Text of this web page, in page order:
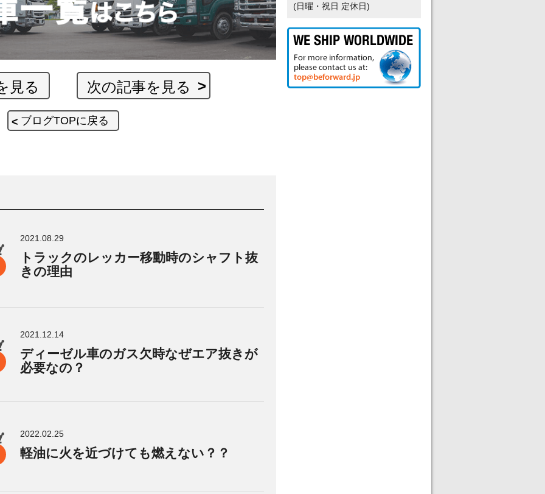
見る 次の記事を見る
ブログTOPに戻る
2021.08.29
トラックのレッカー移動時のシャフト抜
きの理由
2021.12.14
ディーゼル車のガス欠時なぜエア抜きが
必要なの？
2022.02.25
軽油に火を近づけても燃えない？？
(日曜・祝日 定休日)